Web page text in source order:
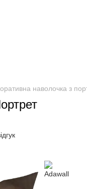
наволочка з